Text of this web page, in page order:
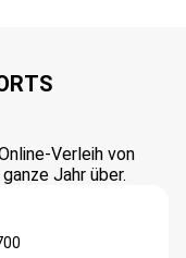
Verleih von
Jahr über.